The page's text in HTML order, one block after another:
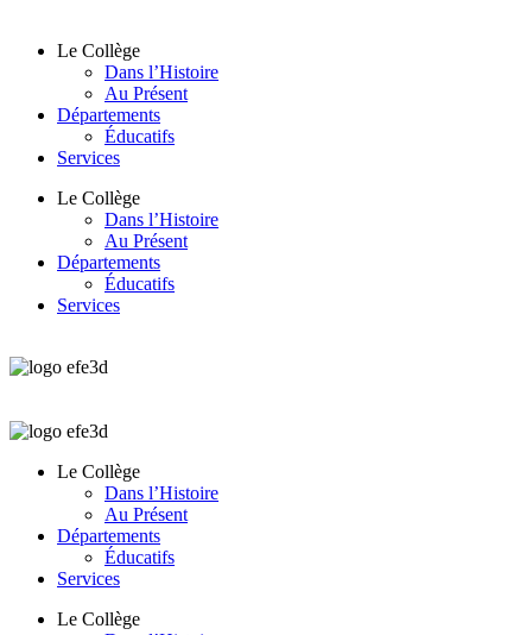
Le Collège
Dans l’Histoire
Au Présent
Départements
Éducatifs
Services
Le Collège
Dans l’Histoire
Au Présent
Départements
Éducatifs
Services
Le Collège
Dans l’Histoire
Au Présent
Départements
Éducatifs
Services
Le Collège